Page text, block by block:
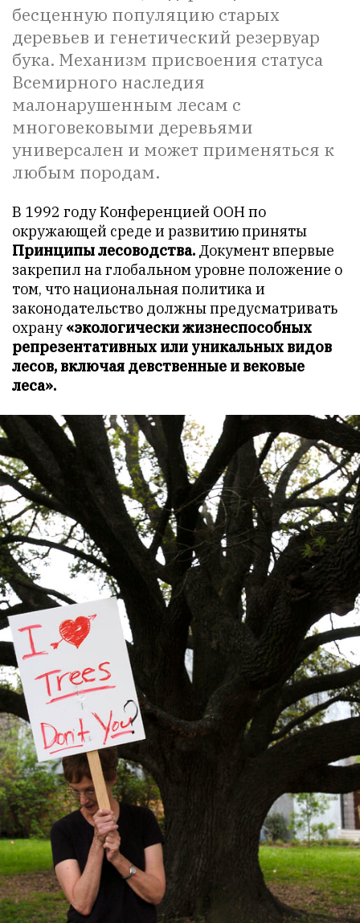
бесценную популяцию старых
деревьев и генетический резервуар
бука. Механизм присвоения статуса
Всемирного наследия
малонарушенным лесам с
многовековыми деревьями
универсален и может применяться к
любым породам.
В 1992 году Конференцией ООН по
окружающей среде и развитию приняты
Принципы лесоводства. Документ впервые
закрепил на глобальном уровне положение о
том, что национальная политика и
законодательство должны предусматривать
охрану «экологически жизнеспособных
репрезентативных или уникальных видов
лесов, включая девственные и вековые
леса».